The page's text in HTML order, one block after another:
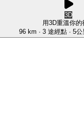
3D
用3D重溫你的
96 km · 3 途經點 · 5